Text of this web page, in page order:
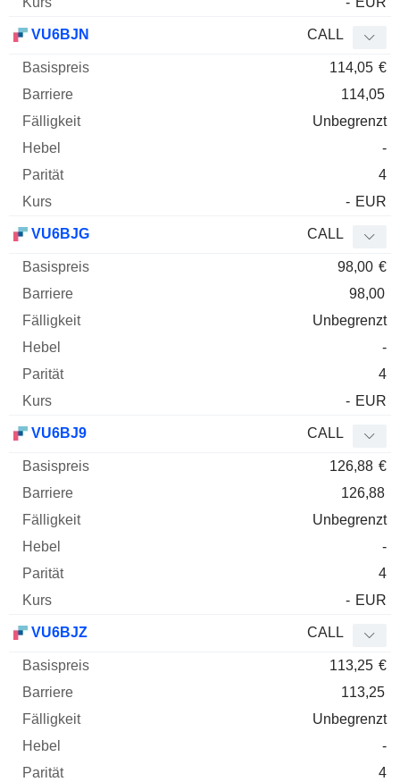
VU6BJN CALL
114,05 €
114,05
Unbegrenzt
-
4
- EUR
VU6BJG CALL
98,00 €
98,00
Unbegrenzt
-
4
- EUR
VU6BJ9 CALL
126,88 €
126,88
Unbegrenzt
-
4
- EUR
VU6BJZ CALL
113,25 €
113,25
Unbegrenzt
-
4